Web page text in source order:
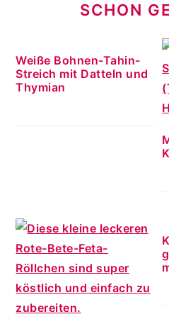
SCHON
Weiße Bohnen-Tahin-
Streich mit Datteln und
Thymian